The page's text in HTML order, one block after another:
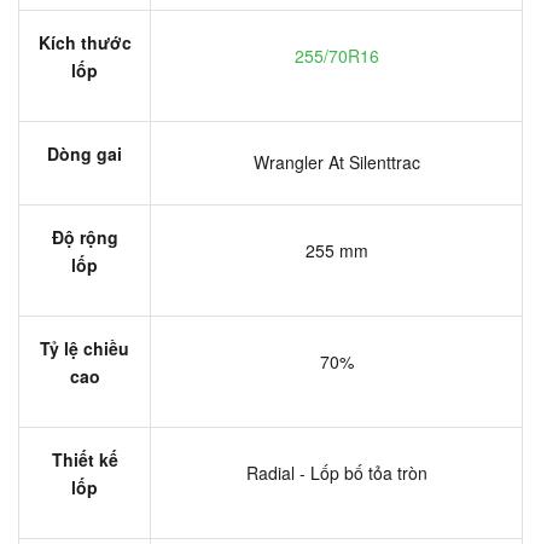
Kích thước
lốp
255/70R16
Dòng gai Wrangler At Silenttrac
Độ rộng
lốp
255 mm
Tỷ lệ chiều
cao
70%
Thiết kế
lốp
Radial - Lốp bố tỏa tròn